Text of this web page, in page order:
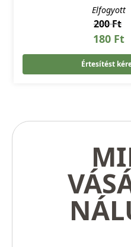
Elfogyott
200Ft
180 Ft
Értesítést